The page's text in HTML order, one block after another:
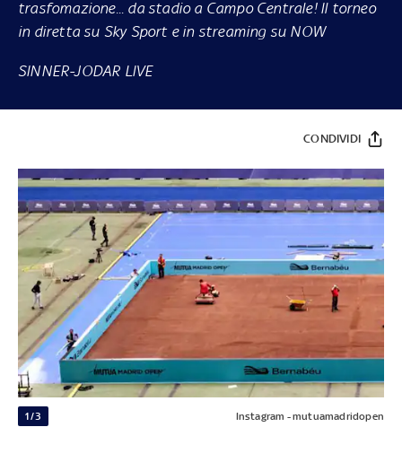
trasfomazione... da stadio a Campo Centrale! Il torneo
in diretta su Sky Sporte in streaming su NOW
SINNER-JODAR LIVE
CONDIVIDI
1/3 Instagram - mutuamadridopen